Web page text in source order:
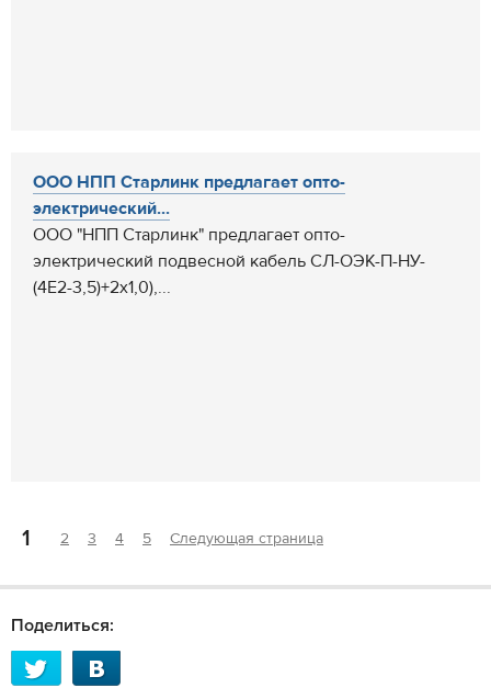
ООО НПП Старлинк предлагает опто-
электрический...
ООО "НПП Старлинк" предлагает опто-
электрический подвесной кабель СЛ-ОЭК-П-НУ-
(4Е2-3,5)+2х1,0),...
1 2 3 4 5 Следующая страница
Поделиться: